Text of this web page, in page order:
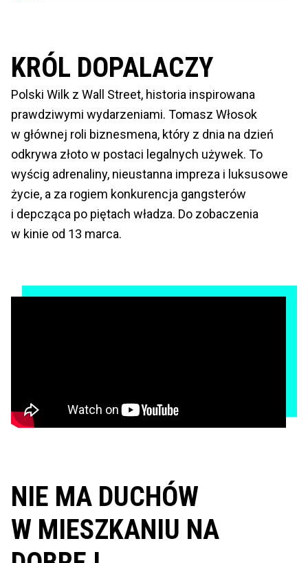
KRÓL DOPALACZY
Polski Wilk z Wall Street, historia inspirowana
prawdziwymi wydarzeniami. Tomasz Włosok
w głównej roli biznesmena, który z dnia na dzień
odkrywa złoto w postaci legalnych używek. To
wyścig adrenaliny, nieustanna impreza i luksusowe
życie, a za rogiem konkurencja gangsterów
i depcząca po piętach władza. Do zobaczenia
w kinie od 13 marca.
NIE MA DUCHÓW
W MIESZKANIU NA